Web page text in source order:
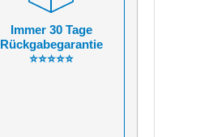
Immer 30 Tage
Rückgabegarantie
⭐⭐⭐⭐⭐